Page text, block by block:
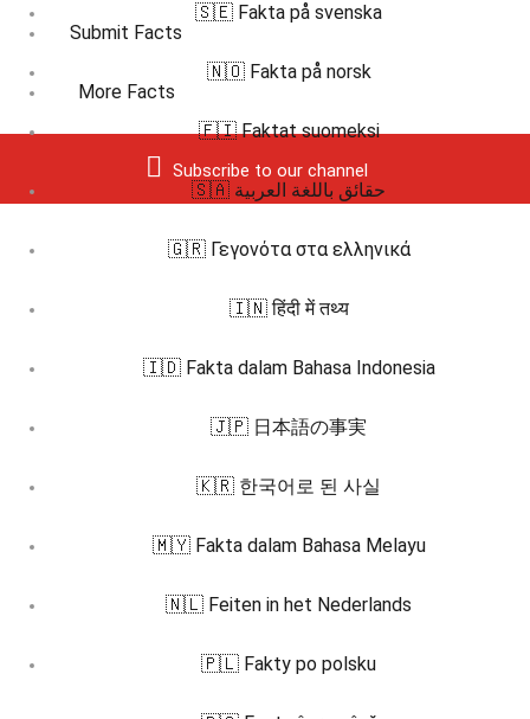
Submit Facts
More Facts
Subscribe to our channel
🇸🇪 Fakta på svenska
🇳🇴 Fakta på norsk
🇫🇮 Faktat suomeksi
🇸🇦 حقائق باللغة العربية
🇬🇷 Γεγονότα στα ελληνικά
🇮🇳 हिंदी में तथ्य
🇮🇩 Fakta dalam Bahasa Indonesia
🇯🇵 日本語の事実
🇰🇷 한국어로 된 사실
🇲🇾 Fakta dalam Bahasa Melayu
🇳🇱 Feiten in het Nederlands
🇵🇱 Fakty po polsku